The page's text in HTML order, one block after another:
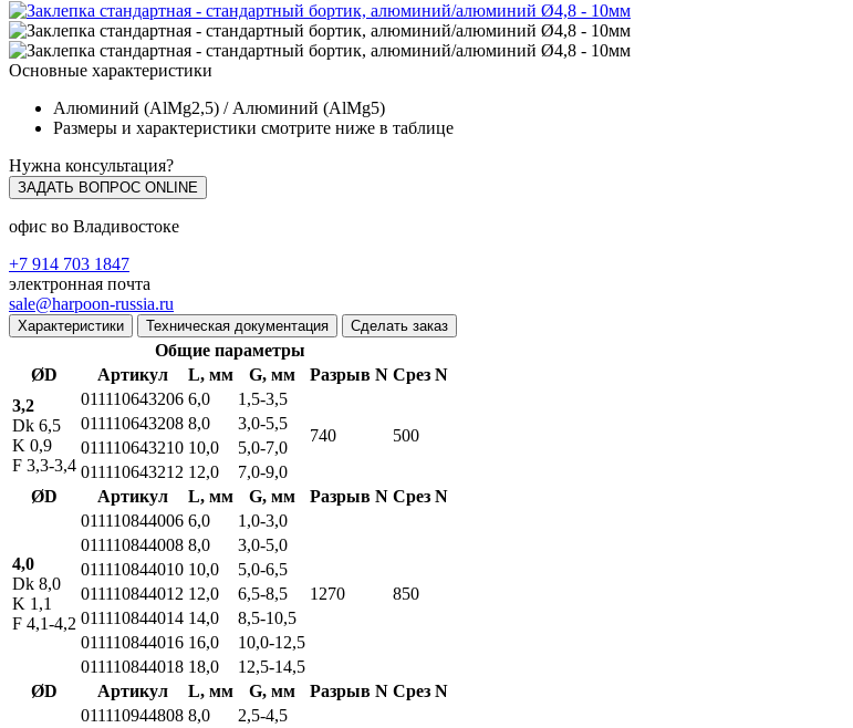
Основные характеристики
Алюминий (AlMg2,5) / Алюминий (AlMg5)
Размеры и характеристики смотрите ниже в таблице
Нужна консультация?
ЗАДАТЬ ВОПРОС ONLINE
офис во Владивостоке
+7 914 703 1847
электронная почта
sale@harpoon-russia.ru
Характеристики Техническая документация Сделать заказ
Общие параметры
ØD
Артикул L, мм G, мм Разрыв N Срез N
3,2
Dk 6,5
K 0,9
F 3,3-3,4
011110643206 6,0
1,5-3,5
740
500
011110643208 8,0
3,0-5,5
011110643210 10,0
5,0-7,0
011110643212 12,0
7,0-9,0
ØD
Артикул L, мм G, мм Разрыв N Срез N
4,0
Dk 8,0
K 1,1
F 4,1-4,2
011110844006 6,0 1,0-3,0
1270 850
011110844008 8,0
3,0-5,0
011110844010 10,0
5,0-6,5
011110844012 12,0
6,5-8,5
011110844014 14,0
8,5-10,5
011110844016 16,0
10,0-12,5
011110844018 18,0
12,5-14,5
ØD
Артикул L, мм G, мм Разрыв N Срез N
011110944808 8,0 2,5-4,5